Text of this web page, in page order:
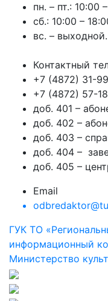
пн. – пт.: 10:00
сб.: 10:00 –
вс. – выходной.
Контактный
+7 (4872) 31-
+7 (4872) 57-
доб. 401 –
доб. 402 –
доб. 403 –
доб. 404 –
доб. 405 –
Email
ГУК ТО
информационный
Министерство